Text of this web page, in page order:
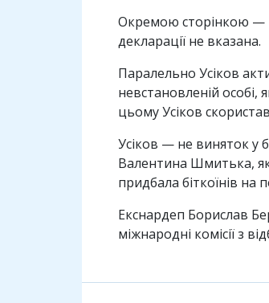
Окремою сторінкою —
декларації не вказана.
Паралельно Усіков
невстановленій особі,
цьому Усіков
Усіков — не виняток у
Валентина Шмитька,
придбала біткоїнів
Екснардеп Борислав
міжнародні комісії з